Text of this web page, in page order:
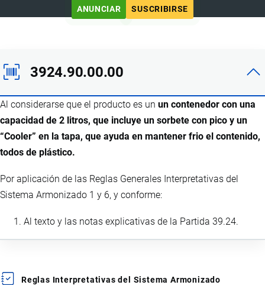
ANUNCIAR
SUSCRIBIRSE
3924.90.00.00
Al considerarse que el producto es un un contenedor con una
capacidad de 2 litros, que incluye un sorbete con pico y un
“Cooler” en la tapa, que ayuda en mantener frio el contenido,
todos de plástico.
Por aplicación de las Reglas Generales Interpretativas del
Sistema Armonizado 1 y 6, y conforme:
Al texto y las notas explicativas de la Partida 39.24.
Reglas Interpretativas del Sistema Armonizado